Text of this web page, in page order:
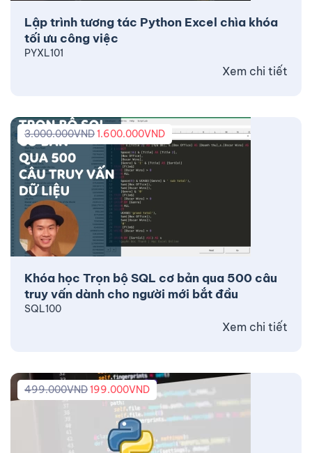
Lập trình tương tác Python Excel chìa khóa
tối ưu công việc
PYXL101
Xem chi tiết
Khóa học Trọn bộ SQL cơ bản qua 500 câu
truy vấn dành cho người mới bắt đầu
3.000.000VND1.600.000VND
SQL100
Xem chi tiết
499.000VND199.000VND